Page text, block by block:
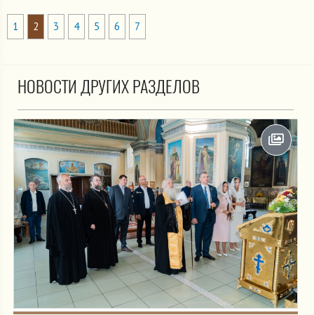
1 2 3 4 5 6 7
НОВОСТИ ДРУГИХ РАЗДЕЛОВ